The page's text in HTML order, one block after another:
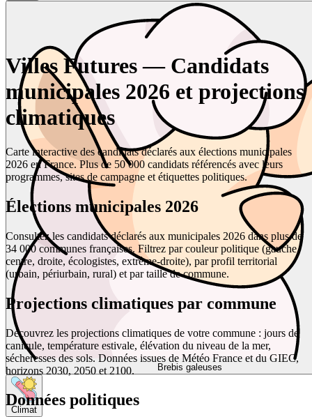
Brebis galeuses
Climat
Villes Futures — Candidats
municipales 2026 et projections
climatiques
Carte interactive des candidats déclarés aux élections municipales
2026 en France. Plus de 50 000 candidats référencés avec leurs
programmes, sites de campagne et étiquettes politiques.
Élections municipales 2026
Consultez les candidats déclarés aux municipales 2026 dans plus de
34 000 communes françaises. Filtrez par couleur politique (gauche,
centre, droite, écologistes, extrême-droite), par profil territorial
(urbain, périurbain, rural) et par taille de commune.
Projections climatiques par commune
Découvrez les projections climatiques de votre commune : jours de
canicule, température estivale, élévation du niveau de la mer,
sécheresses des sols. Données issues de Météo France et du GIEC,
horizons 2030, 2050 et 2100.
Données politiques